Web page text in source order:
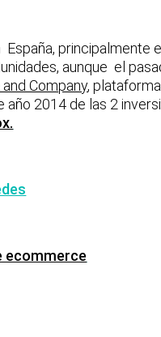
principalmente
aunque el
Company,
2014 de las 2
ecommerce